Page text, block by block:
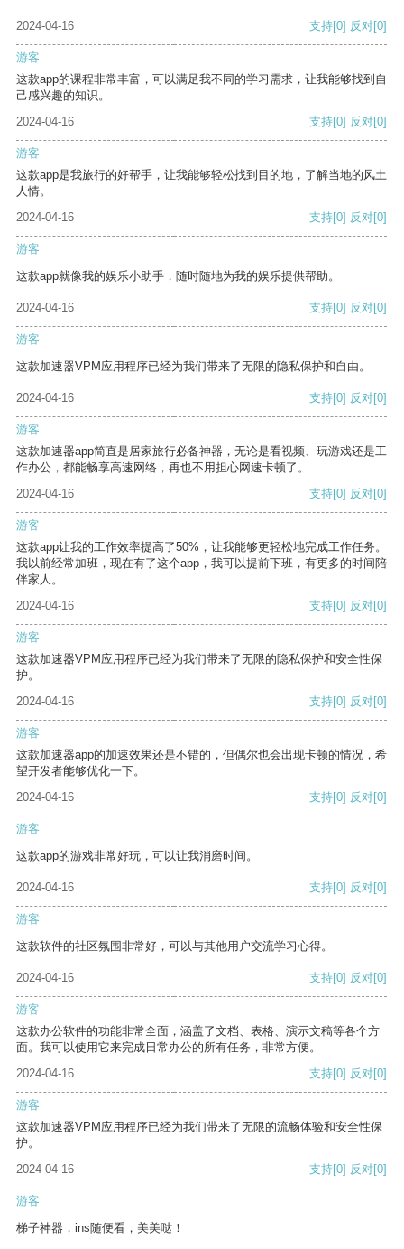
2024-04-16 支持[0] 反对[0]
游客
这款app的课程非常丰富，可以满足我不同的学习需求，让我能够找到自
己感兴趣的知识。
2024-04-16
支持[0] 反对[0]
游客
这款app是我旅行的好帮手，让我能够轻松找到目的地，了解当地的风土
人情。
2024-04-16
支持[0] 反对[0]
游客
这款app就像我的娱乐小助手，随时随地为我的娱乐提供帮助。
2024-04-16 支持[0] 反对[0]
游客
这款加速器VPM应用程序已经为我们带来了无限的隐私保护和自由。
2024-04-16 支持[0] 反对[0]
游客
这款加速器app简直是居家旅行必备神器，无论是看视频、玩游戏还是工
作办公，都能畅享高速网络，再也不用担心网速卡顿了。
2024-04-16
支持[0] 反对[0]
游客
这款app让我的工作效率提高了50%，让我能够更轻松地完成工作任务。
我以前经常加班，现在有了这个app，我可以提前下班，有更多的时间陪
伴家人。
2024-04-16
支持[0] 反对[0]
游客
这款加速器VPM应用程序已经为我们带来了无限的隐私保护和安全性保
护。
2024-04-16
支持[0] 反对[0]
游客
这款加速器app的加速效果还是不错的，但偶尔也会出现卡顿的情况，希
望开发者能够优化一下。
2024-04-16
支持[0] 反对[0]
游客
这款app的游戏非常好玩，可以让我消磨时间。
2024-04-16 支持[0] 反对[0]
游客
这款软件的社区氛围非常好，可以与其他用户交流学习心得。
2024-04-16 支持[0] 反对[0]
游客
这款办公软件的功能非常全面，涵盖了文档、表格、演示文稿等各个方
面。我可以使用它来完成日常办公的所有任务，非常方便。
2024-04-16
支持[0] 反对[0]
游客
这款加速器VPM应用程序已经为我们带来了无限的流畅体验和安全性保
护。
2024-04-16
支持[0] 反对[0]
游客
梯子神器，ins随便看，美美哒！